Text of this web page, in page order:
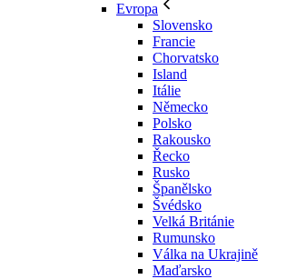
Evropa
Slovensko
Francie
Chorvatsko
Island
Itálie
Německo
Polsko
Rakousko
Řecko
Rusko
Španělsko
Švédsko
Velká Británie
Rumunsko
Válka na Ukrajině
Maďarsko